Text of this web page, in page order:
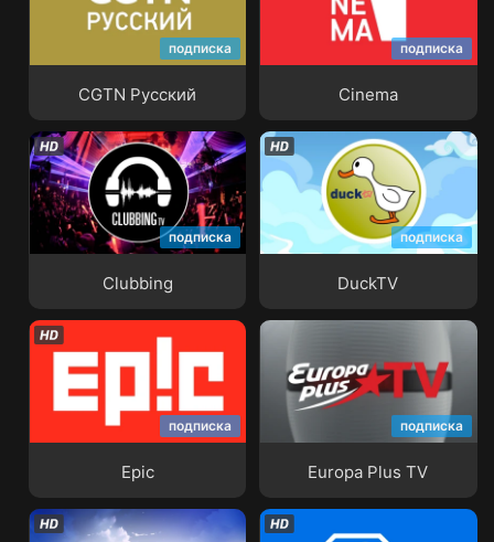
подписка
CGTN Русский
подписка
Cinema
подписка
Clubbing
Clubbing
подписка
DuckTV
DuckTV
подписка
Epic
подписка
Europa Plus TV
Europa Plus TV